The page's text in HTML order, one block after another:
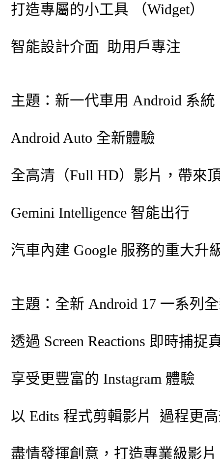
打造專屬的小工具 （Widget）
智能設計介面 助用戶專注
主題：新一代車用 Android 系
Android Auto 全新體驗
全高清（Full HD）影片，帶來
Gemini Intelligence 智能出行
汽車內建 Google 服務的重大升
主題：全新 Android 17 一系列
透過 Screen Reactions 即時捕捉
享受更豐富的 Instagram 體驗
以 Edits 程式剪輯影片 過程更
盡情發揮創意，打造專業級影片